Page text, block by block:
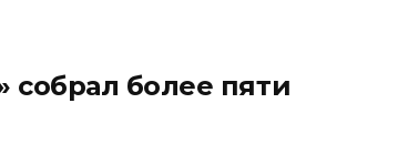
собрал более пяти